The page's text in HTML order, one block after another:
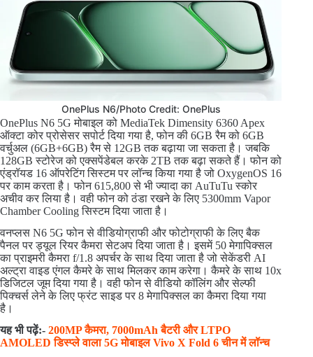
OnePlus N6/Photo Credit: OnePlus
OnePlus N6 5G मोबाइल को MediaTek Dimensity 6360 Apex
ऑक्टा कोर प्रोसेसर सपोर्ट दिया गया है, फोन की 6GB रैम को 6GB
वर्चुअल (6GB+6GB) रैम से 12GB तक बढ़ाया जा सकता है। जबकि
128GB स्टोरेज को एक्सपेंडेबल करके 2TB तक बढ़ा सकते हैं। फोन को
एंड्रॉयड 16 ऑपरेटिंग सिस्टम पर लॉन्च किया गया है जो OxygenOS 16
पर काम करता है। फोन 615,800 से भी ज्यादा का AuTuTu स्कोर
अचीव कर लिया है। वही फोन को ठंडा रखने के लिए 5300mm Vapor
Chamber Cooling सिस्टम दिया जाता है।
वनप्लस N6 5G फोन से वीडियोग्राफी और फोटोग्राफी के लिए बैक
पैनल पर ड्यूल रियर कैमरा सेटअप दिया जाता है। इसमें 50 मेगापिक्सल
का प्राइमरी कैमरा f/1.8 अपर्चर के साथ दिया जाता है जो सेकेंडरी AI
अल्ट्रा वाइड एंगल कैमरे के साथ मिलकर काम करेगा। कैमरे के साथ 10x
डिजिटल जूम दिया गया है। वही फोन से वीडियो कॉलिंग और सेल्फी
पिक्चर्स लेने के लिए फ्रंट साइड पर 8 मेगापिक्सल का कैमरा दिया गया
है।
यह भी पढ़ें:- 200MP कैमरा, 7000mAh बैटरी और LTPO
AMOLED डिस्प्ले वाला 5G मोबाइल Vivo X Fold 6 चीन में लॉन्च